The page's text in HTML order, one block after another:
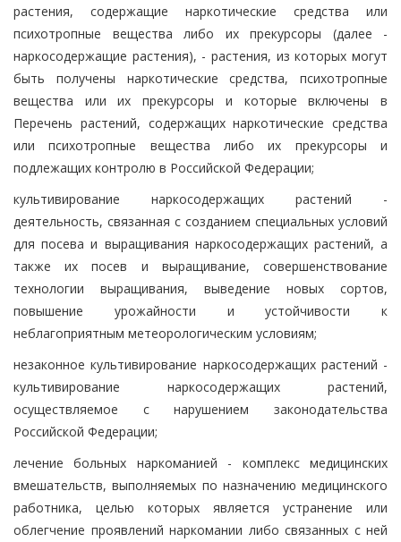
растения, содержащие наркотические средства или
психотропные вещества либо их прекурсоры (далее -
наркосодержащие растения), - растения, из которых могут
быть получены наркотические средства, психотропные
вещества или их прекурсоры и которые включены в
Перечень растений, содержащих наркотические средства
или психотропные вещества либо их прекурсоры и
подлежащих контролю в Российской Федерации;
культивирование наркосодержащих растений -
деятельность, связанная с созданием специальных условий
для посева и выращивания наркосодержащих растений, а
также их посев и выращивание, совершенствование
технологии выращивания, выведение новых сортов,
повышение урожайности и устойчивости к
неблагоприятным метеорологическим условиям;
незаконное культивирование наркосодержащих растений -
культивирование наркосодержащих растений,
осуществляемое с нарушением законодательства
Российской Федерации;
лечение больных наркоманией - комплекс медицинских
вмешательств, выполняемых по назначению медицинского
работника, целью которых является устранение или
облегчение проявлений наркомании либо связанных с ней